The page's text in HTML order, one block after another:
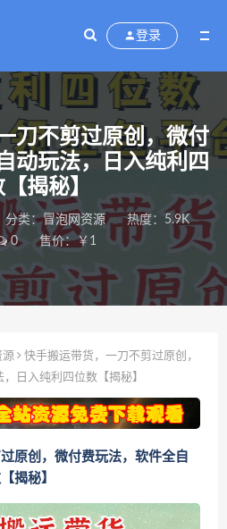
登录
刀不剪过原创，微付
动玩法，日入纯利四
揭秘】
分类：冒泡网资源
热度：5.9K
0 售价：￥1
源
快手搬运带货，一刀不剪过原创，
日入纯利四位数【揭秘】
原创，微付费玩法，软件全自
揭秘】